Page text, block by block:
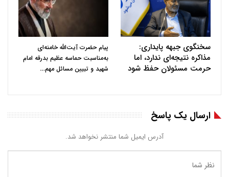
سخنگوی جبهه پایداری:
مذاکره نتیجه‌ای ندارد، اما
حرمت مسئولان حفظ شود
پیام حضرت آیت‌الله خامنه‌ای
به‌مناسبت حماسه عظیم بدرقه امام
شهید و تبیین مسائل مهم…
ارسال یک پاسخ
آدرس ایمیل شما منتشر نخواهد شد.